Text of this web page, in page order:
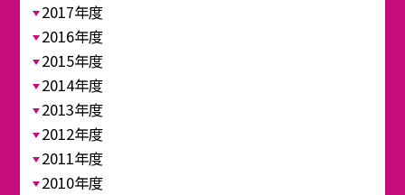
2017年度
2016年度
2015年度
2014年度
2013年度
2012年度
2011年度
2010年度